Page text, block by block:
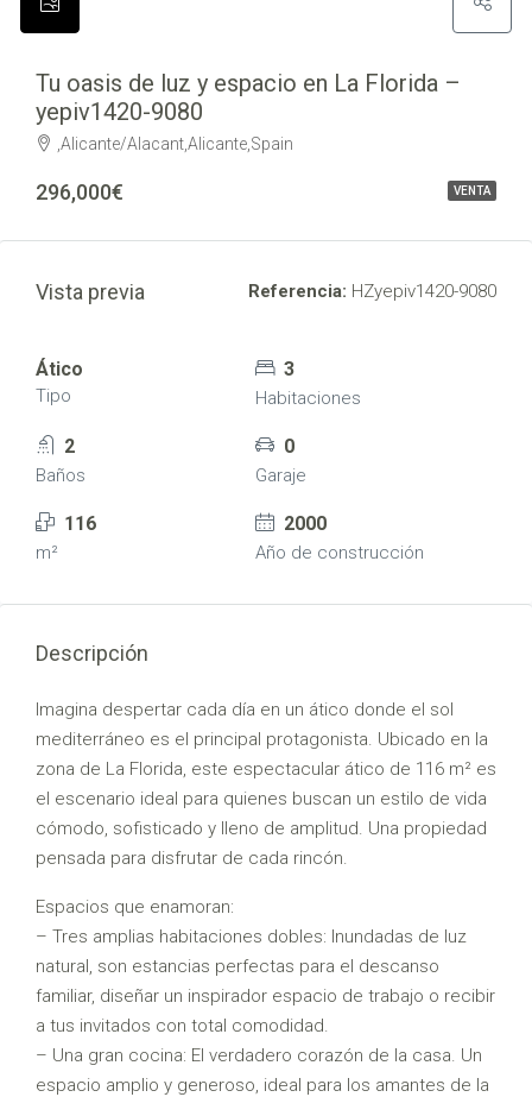
VENTA
Tu oasis de luz y espacio en La Florida –
yepiv1420-9080
,Alicante/Alacant,Alicante,Spain
296,000€
Vista previa Referencia: HZyepiv1420-9080
Ático
Tipo
3
Habitaciones
2
Baños
0
Garaje
116
m²
2000
Año de construcción
Descripción
Imagina despertar cada día en un ático donde el sol
mediterráneo es el principal protagonista. Ubicado en la
zona de La Florida, este espectacular ático de 116 m² es
el escenario ideal para quienes buscan un estilo de vida
cómodo, sofisticado y lleno de amplitud. Una propiedad
pensada para disfrutar de cada rincón.
Espacios que enamoran:
– Tres amplias habitaciones dobles: Inundadas de luz
natural, son estancias perfectas para el descanso
familiar, diseñar un inspirador espacio de trabajo o recibir
a tus invitados con total comodidad.
– Una gran cocina: El verdadero corazón de la casa. Un
espacio amplio y generoso, ideal para los amantes de la